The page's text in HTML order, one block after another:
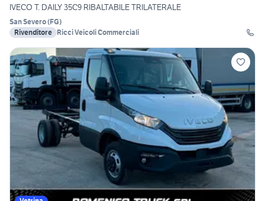
IVECO T. DAILY 35C9 RIBALTABILE TRILATERALE
San Severo(FG)
Rivenditore Ricci Veicoli Commerciali